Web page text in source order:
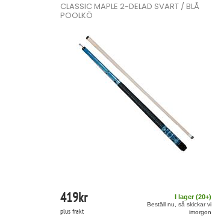
CLASSIC MAPLE 2-DELAD SVART / BLÅ
POOLKÖ
419kr
plus frakt
I lager (20+)
Beställ nu, så skickar vi
imorgon